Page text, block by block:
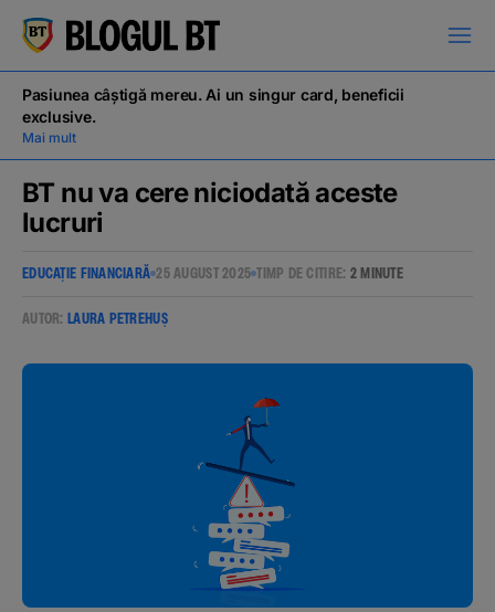
кириллица
Educație financiară
Pasiunea câștigă mereu. Ai un singur card, beneficii
exclusive.
Mai mult
BT nu va cere niciodată aceste
lucruri
EDUCAȚIE FINANCIARĂ 25 AUGUST 2025 TIMP DE CITIRE: 2 MINUTE
AUTOR: LAURA PETREHUȘ